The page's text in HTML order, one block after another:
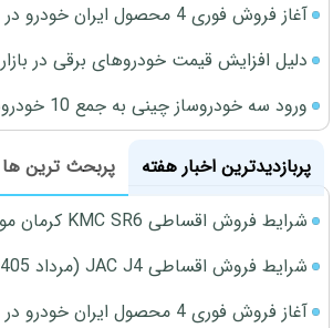
آغاز فروش فوری 4 محصول ایران خودرو در نمایندگی‌ها
دلیل افزایش قیمت خودروهای برقی در بازار
ورود سه خودروساز چینی به جمع 10 خودروساز برتر جهان
پربازدیدترین اخبار هفته
پربحث ترین ها
شرایط فروش اقساطی KMC SR6 کرمان موتور اعلام شد
شرایط فروش اقساطی JAC J4 (مرداد 1405)
آغاز فروش فوری 4 محصول ایران خودرو در نمایندگی‌ها